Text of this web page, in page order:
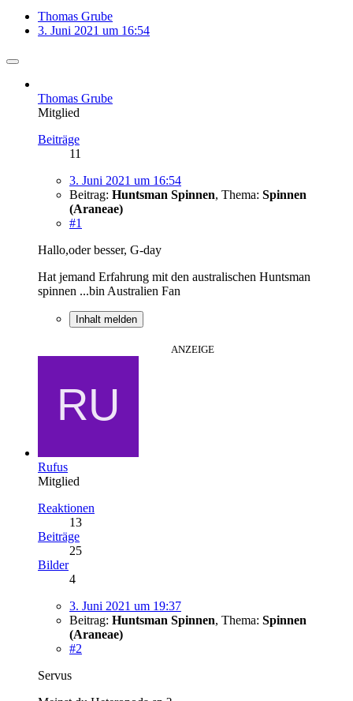
Thomas Grube
3. Juni 2021 um 16:54
Thomas Grube
Mitglied
Beiträge
11
3. Juni 2021 um 16:54
Beitrag: Huntsman Spinnen, Thema: Spinnen
(Araneae)
#1
Hallo,oder besser, G-day
Hat jemand Erfahrung mit den australischen Huntsman
spinnen ...bin Australien Fan
Inhalt melden
ANZEIGE
Rufus
Mitglied
Reaktionen
13
Beiträge
25
Bilder
4
3. Juni 2021 um 19:37
Beitrag: Huntsman Spinnen, Thema: Spinnen
(Araneae)
#2
Servus